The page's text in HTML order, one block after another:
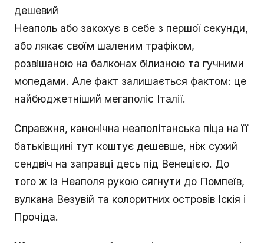
дешевий
Неаполь або закохує в себе з першої секунди,
або лякає своїм шаленим трафіком,
розвішаною на балконах білизною та гучними
мопедами. Але факт залишається фактом: це
найбюджетніший мегаполіс Італії.
Справжня, канонічна неаполітанська піца на її
батьківщині тут коштує дешевше, ніж сухий
сендвіч на заправці десь під Венецією. До
того ж із Неаполя рукою сягнути до Помпеїв,
вулкана Везувій та колоритних островів Іскія і
Прочіда.